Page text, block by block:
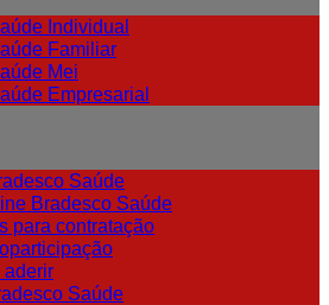
Individual
Familiar
Mei
Empresarial
Saúde
Bradesco Saúde
para contratação
aderir
Saúde